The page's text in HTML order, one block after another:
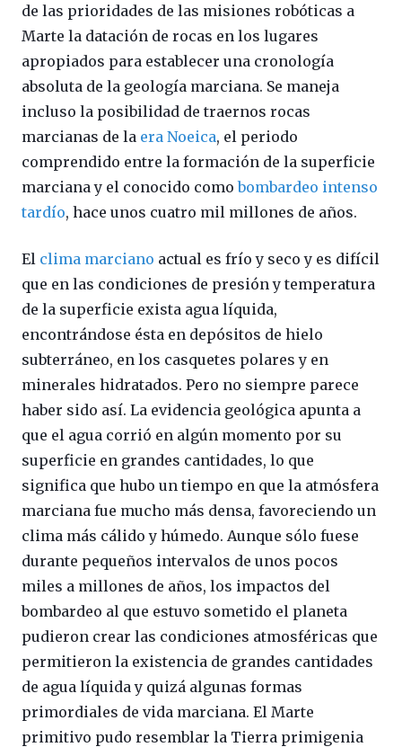
de las prioridades de las misiones robóticas a
Marte la datación de rocas en los lugares
apropiados para establecer una cronología
absoluta de la geología marciana. Se maneja
incluso la posibilidad de traernos rocas
marcianas de la era Noeica, el periodo
comprendido entre la formación de la superficie
marciana y el conocido comobombardeo intenso
tardío, hace unos cuatro mil millones de años.
El clima marciano actual es frío y seco y es difícil
que en las condiciones de presión y temperatura
de la superficie exista agua líquida,
encontrándose ésta en depósitos de hielo
subterráneo, en los casquetes polares y en
minerales hidratados. Pero no siempre parece
haber sido así. La evidencia geológica apunta a
que el agua corrió en algún momento por su
superficie en grandes cantidades, lo que
significa que hubo un tiempo en que la atmósfera
marciana fue mucho más densa, favoreciendo un
clima más cálido y húmedo. Aunque sólo fuese
durante pequeños intervalos de unos pocos
miles a millones de años, los impactos del
bombardeo al que estuvo sometido el planeta
pudieron crear las condiciones atmosféricas que
permitieron la existencia de grandes cantidades
de agua líquida y quizá algunas formas
primordiales de vida marciana. El Marte
primitivo pudo resemblar la Tierra primigenia